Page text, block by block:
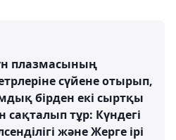
плазмасының
сүйене отырып,
бірден екі сыртқы
сақталып тұр: Күндегі
және Жерге ірі